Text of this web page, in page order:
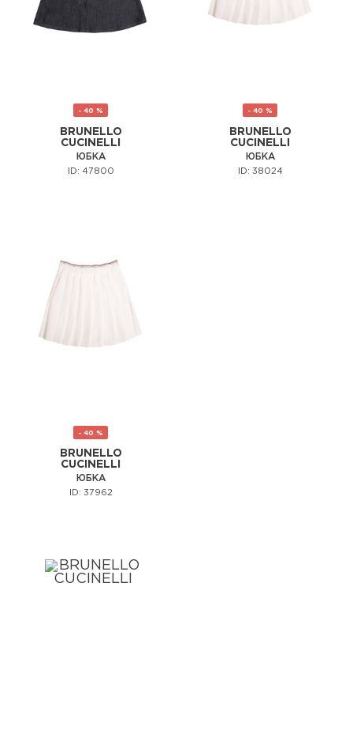
- 40 %
BRUNELLO
CUCINELLI
ЮБКА
ID: 47800
- 40 %
BRUNELLO
CUCINELLI
ЮБКА
ID: 38024
- 40 %
BRUNELLO
CUCINELLI
ЮБКА
ID: 37962